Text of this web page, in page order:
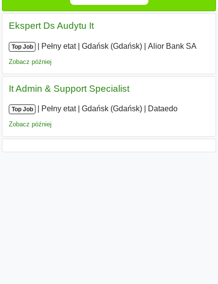
Ekspert Ds Audytu It
Top Job Pełny etat| Gdańsk (Gdańsk) Alior Bank SA
Zobacz później
It Admin & Support Specialist
Top Job Pełny etat| Gdańsk (Gdańsk) Dataedo
Zobacz później